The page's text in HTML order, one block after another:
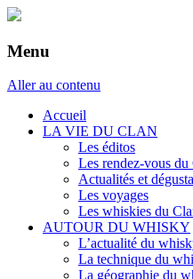
Menu
Aller au contenu
Accueil
LA VIE DU CLAN
Les éditos
Les rendez-vous du
Actualités et
Les voyages
Les whiskies du
AUTOUR DU WHISKY
L’actualité du
La technique du
La géographie du